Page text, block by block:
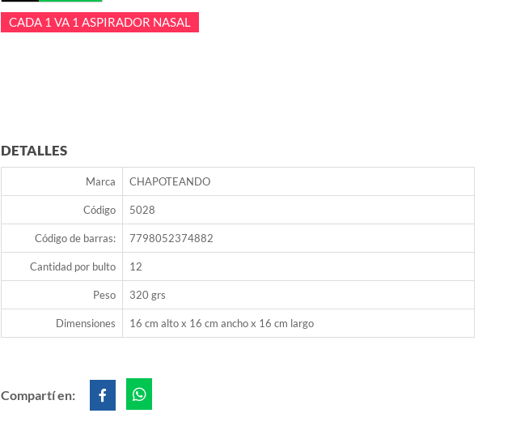
CADA 1 VA 1 ASPIRADOR NASAL
DETALLES
Marca CHAPOTEANDO
Código 5028
Código de barras: 7798052374882
Cantidad por bulto 12
Peso 320 grs
Dimensiones 16 cm alto x 16 cm ancho x 16 cm largo
Compartí en: